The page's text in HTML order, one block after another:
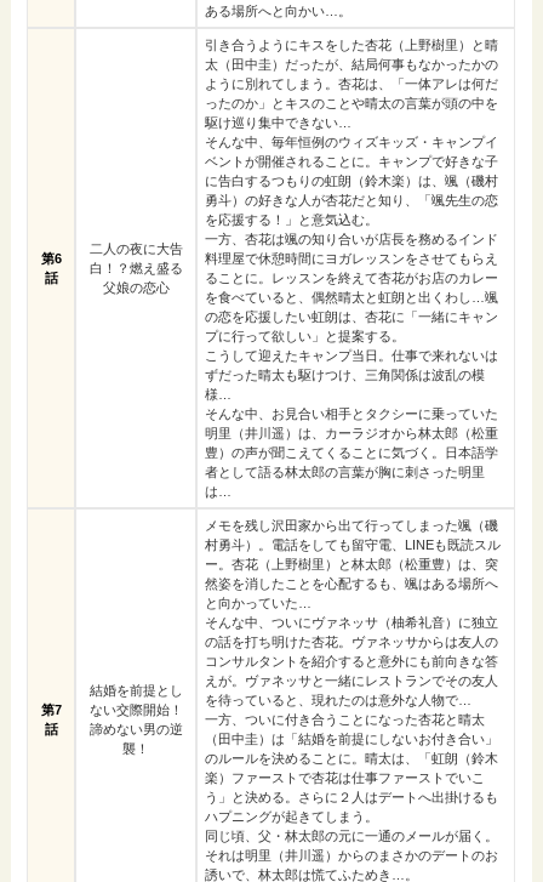
ある場所へと向かい…。
第6
話
二人の夜に大告
白！？燃え盛る
父娘の恋心
引き合うようにキスをした杏花（上野樹里）と晴
太（田中圭）だったが、結局何事もなかったかの
ように別れてしまう。杏花は、「一体アレは何だ
ったのか」とキスのことや晴太の言葉が頭の中を
駆け巡り集中できない…
そんな中、毎年恒例のウィズキッズ・キャンプイ
ベントが開催されることに。キャンプで好きな子
に告白するつもりの虹朗（鈴木楽）は、颯（磯村
勇斗）の好きな人が杏花だと知り、「颯先生の恋
を応援する！」と意気込む。
一方、杏花は颯の知り合いが店長を務めるインド
料理屋で休憩時間にヨガレッスンをさせてもらえ
ることに。レッスンを終えて杏花がお店のカレー
を食べていると、偶然晴太と虹朗と出くわし…颯
の恋を応援したい虹朗は、杏花に「一緒にキャン
プに行って欲しい」と提案する。
こうして迎えたキャンプ当日。仕事で来れないは
ずだった晴太も駆けつけ、三角関係は波乱の模
様…
そんな中、お見合い相手とタクシーに乗っていた
明里（井川遥）は、カーラジオから林太郎（松重
豊）の声が聞こえてくることに気づく。日本語学
者として語る林太郎の言葉が胸に刺さった明里
は…
第7
話
結婚を前提とし
ない交際開始！
諦めない男の逆
襲！
メモを残し沢田家から出て行ってしまった颯（磯
村勇斗）。電話をしても留守電、LINEも既読スル
ー。杏花（上野樹里）と林太郎（松重豊）は、突
然姿を消したことを心配するも、颯はある場所へ
と向かっていた…
そんな中、ついにヴァネッサ（柚希礼音）に独立
の話を打ち明けた杏花。ヴァネッサからは友人の
コンサルタントを紹介すると意外にも前向きな答
えが。ヴァネッサと一緒にレストランでその友人
を待っていると、現れたのは意外な人物で…
一方、ついに付き合うことになった杏花と晴太
（田中圭）は「結婚を前提にしないお付き合い」
のルールを決めることに。晴太は、「虹朗（鈴木
楽）ファーストで杏花は仕事ファーストでいこ
う」と決める。さらに２人はデートへ出掛けるも
ハプニングが起きてしまう。
同じ頃、父・林太郎の元に一通のメールが届く。
それは明里（井川遥）からのまさかのデートのお
誘いで、林太郎は慌てふためき…。